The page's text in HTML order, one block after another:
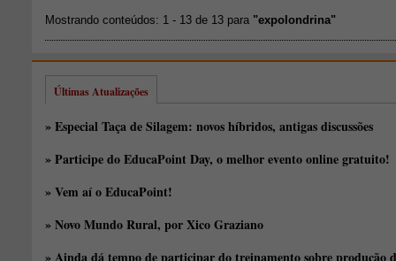
Mostrando conteúdos: 1 - 13 de 13 para "expolondrina"
Últimas Atualizações
» Especial Taça de Silagem: novos híbridos, antigas discussões
» Participe do EducaPoint Day, o melhor evento online gratuito!
» Vem aí o EducaPoint!
» Novo Mundo Rural, por Xico Graziano
» Ainda dá tempo de participar do treinamento sobre produção